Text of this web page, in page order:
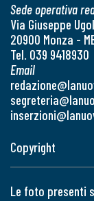
Sede operativa
Via Giuseppe
20900 Monza -
Tel. 039 9418930
Email
Copyright
Le foto presenti